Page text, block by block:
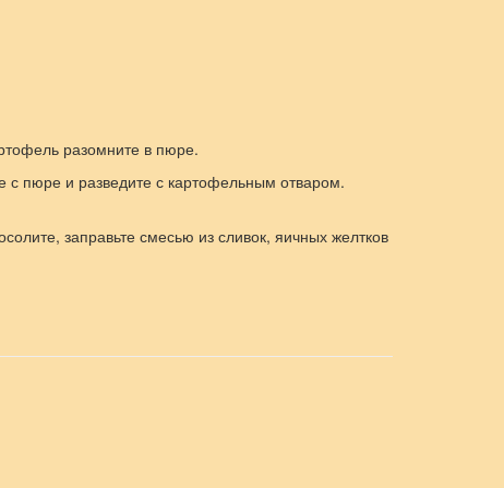
разомните в пюре.
с пюре и разведите с картофельным отваром.
заправьте смесью из сливок, яичных желтков